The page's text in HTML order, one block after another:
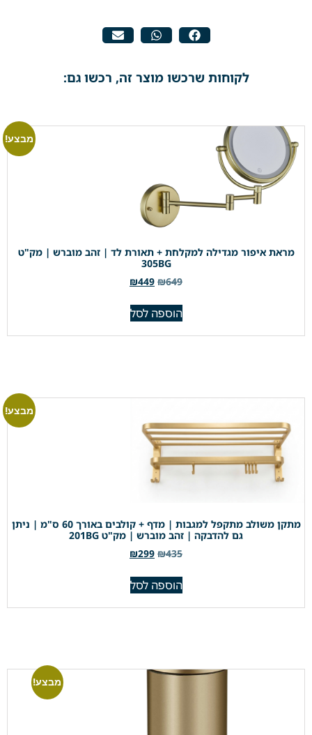
לקוחות שרכשו מוצר זה, רכשו גם:
מבצע!
מראת איפור מגדילה למקלחת + תאורת לד | זהב מוברש | מק"ט
305BG
₪649
₪449
הוספה לסל
מבצע!
מתקן משולב מתקפל למגבות | מדף + קולבים באורך 60 ס"מ | ניתן
גם להדבקה | זהב מוברש | מק"ט 201BG
₪435
₪299
הוספה לסל
מבצע!